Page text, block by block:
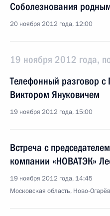
Соболезнования
20 ноября 2012 года, 12:00
19 ноября 2012 года,
Телефонный разговор
Виктором Януковичем
19 ноября 2012 года, 15:00
Встреча с
компании «НОВАТЭК»
19 ноября 2012 года, 14:45
Московская область, Ново-